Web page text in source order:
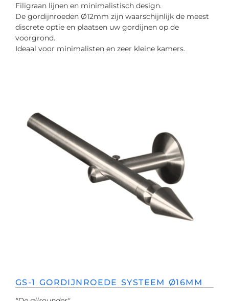
Filigraan lijnen en minimalistisch design.
De gordijnroeden Ø12mm zijn waarschijnlijk de meest
discrete optie en plaatsen uw gordijnen op de
voorgrond.
Ideaal voor minimalisten en zeer kleine kamers.
GS-1 GORDIJNROEDE SYSTEEM Ø16MM